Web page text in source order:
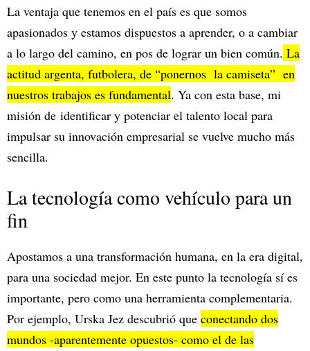
La ventaja que tenemos en el país es que somos
apasionados y estamos dispuestos a aprender, o a cambiar
a lo largo del camino, en pos de lograr un bien común. La
actitud argenta, futbolera, de “ponernos la camiseta” en
nuestros trabajos es fundamental. Ya con esta base, mi
misión de identificar y potenciar el talento local para
impulsar su innovación empresarial se vuelve mucho más
sencilla.
La tecnología como vehículo para un
fin
Apostamos a una transformación humana, en la era digital,
para una sociedad mejor. En este punto la tecnología sí es
importante, pero como una herramienta complementaria.
Por ejemplo, Urska Jez descubrió que conectando dos
mundos -aparentemente opuestos- como el de las